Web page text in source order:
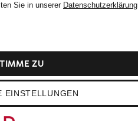
Sie in unserer Datenschutzerklärung
EINSTELLUNGEN
ZU